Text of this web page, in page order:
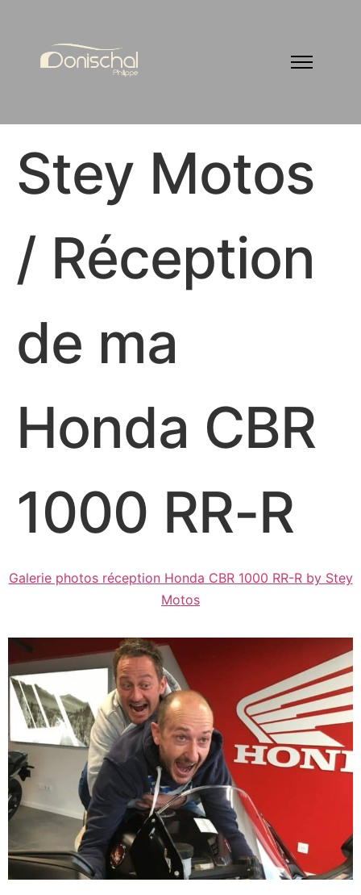
Stey Motos
/ Réception
de ma
Honda CBR
1000 RR-R
Galerie photos réception Honda CBR 1000 RR-R by Stey
Motos